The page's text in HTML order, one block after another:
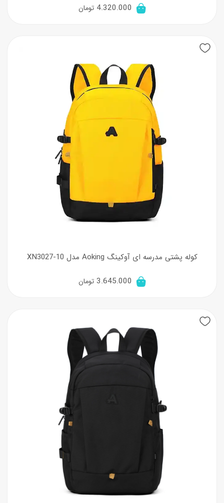
4.320.000 تومان
کوله پشتی مدرسه ای آوکینگ Aoking مدل XN3027-10
3.645.000 تومان